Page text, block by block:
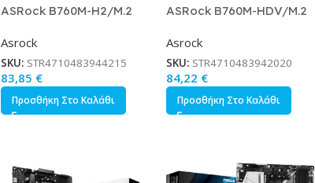
ASRock B760M-H2/M.2
με Intel 1700 Socket
Asrock
SKU: STR4710483944215
83,85 €
Προσθήκη Στο Καλάθι
ASRock B760M-HDV/M.2
ATX με Intel 1700 Socket
Asrock
SKU: STR4710483942020
84,22 €
Προσθήκη Στο Καλάθι